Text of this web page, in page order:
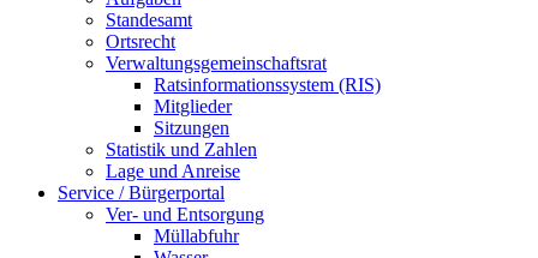
Standesamt
Ortsrecht
Verwaltungsgemeinschaftsrat
Ratsinformationssystem (RIS)
Mitglieder
Sitzungen
Statistik und Zahlen
Lage und Anreise
Service / Bürgerportal
Ver- und Entsorgung
Müllabfuhr